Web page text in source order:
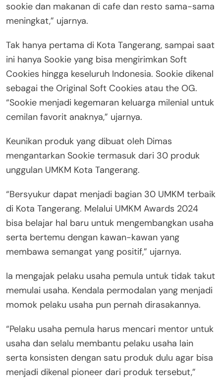
sookie dan makanan di cafe dan resto sama-sama
meningkat,” ujarnya.
Tak hanya pertama di Kota Tangerang, sampai saat
ini hanya Sookie yang bisa mengirimkan Soft
Cookies hingga keseluruh Indonesia. Sookie dikenal
sebagai the Original Soft Cookies atau the OG.
“Sookie menjadi kegemaran keluarga milenial untuk
cemilan favorit anaknya,” ujarnya.
Keunikan produk yang dibuat oleh Dimas
mengantarkan Sookie termasuk dari 30 produk
unggulan UMKM Kota Tangerang.
“Bersyukur dapat menjadi bagian 30 UMKM terbaik
di Kota Tangerang. Melalui UMKM Awards 2024
bisa belajar hal baru untuk mengembangkan usaha
serta bertemu dengan kawan-kawan yang
membawa semangat yang positif,” ujarnya.
Ia mengajak pelaku usaha pemula untuk tidak takut
memulai usaha. Kendala permodalan yang menjadi
momok pelaku usaha pun pernah dirasakannya.
“Pelaku usaha pemula harus mencari mentor untuk
usaha dan selalu membantu pelaku usaha lain
serta konsisten dengan satu produk dulu agar bisa
menjadi dikenal pioneer dari produk tersebut,”